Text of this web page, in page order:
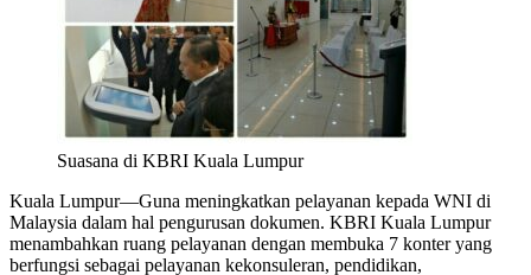
Suasana di KBRI Kuala Lumpur
Kuala Lumpur—Guna meningkatkan pelayanan kepada WNI di
Malaysia dalam hal pengurusan dokumen. KBRI Kuala Lumpur
menambahkan ruang pelayanan dengan membuka 7 konter yang
berfungsi sebagai pelayanan kekonsuleran, pendidikan,